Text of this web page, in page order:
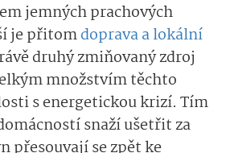
jemných prachových
je přitomdoprava a lokální
druhý zmiňovaný zdroj
množstvím těchto
s energetickou krizí. Tím
snaží ušetřit za